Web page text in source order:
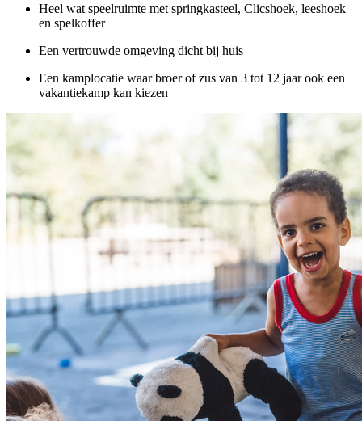
Heel wat speelruimte met springkasteel, Clicshoek, leeshoek
en spelkoffer
Een vertrouwde omgeving dicht bij huis
Een kamplocatie waar broer of zus van 3 tot 12 jaar ook een
vakantiekamp kan kiezen